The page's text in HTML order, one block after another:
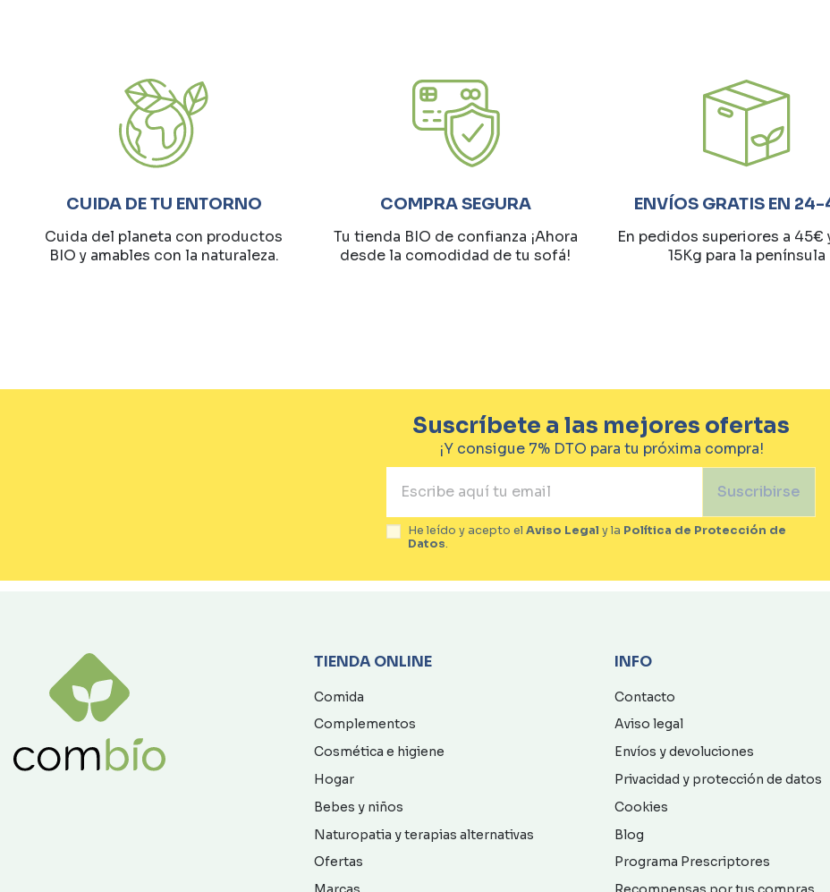
CUIDA DE TU ENTORNO
Cuida del planeta con productos
BIO y amables con la naturaleza.
COMPRA SEGURA
Tu tienda BIO de confianza ¡Ahora
desde la comodidad de tu sofá!
ENVÍOS GRATIS EN
En pedidos superiores a 45€
15Kg para la península
Suscríbete a las mejores ofertas
¡Y consigue 7% DTO para tu próxima compra!
Suscribirse
He leído y acepto el Aviso Legal y la Política de Protección de
Datos.
TIENDA ONLINE
Comida
Complementos
Cosmética e higiene
Hogar
Bebes y niños
Naturopatia y terapias alternativas
Ofertas
INFO
Contacto
Aviso legal
Envíos y devoluciones
Privacidad y protección de datos
Cookies
Blog
Programa Prescriptores